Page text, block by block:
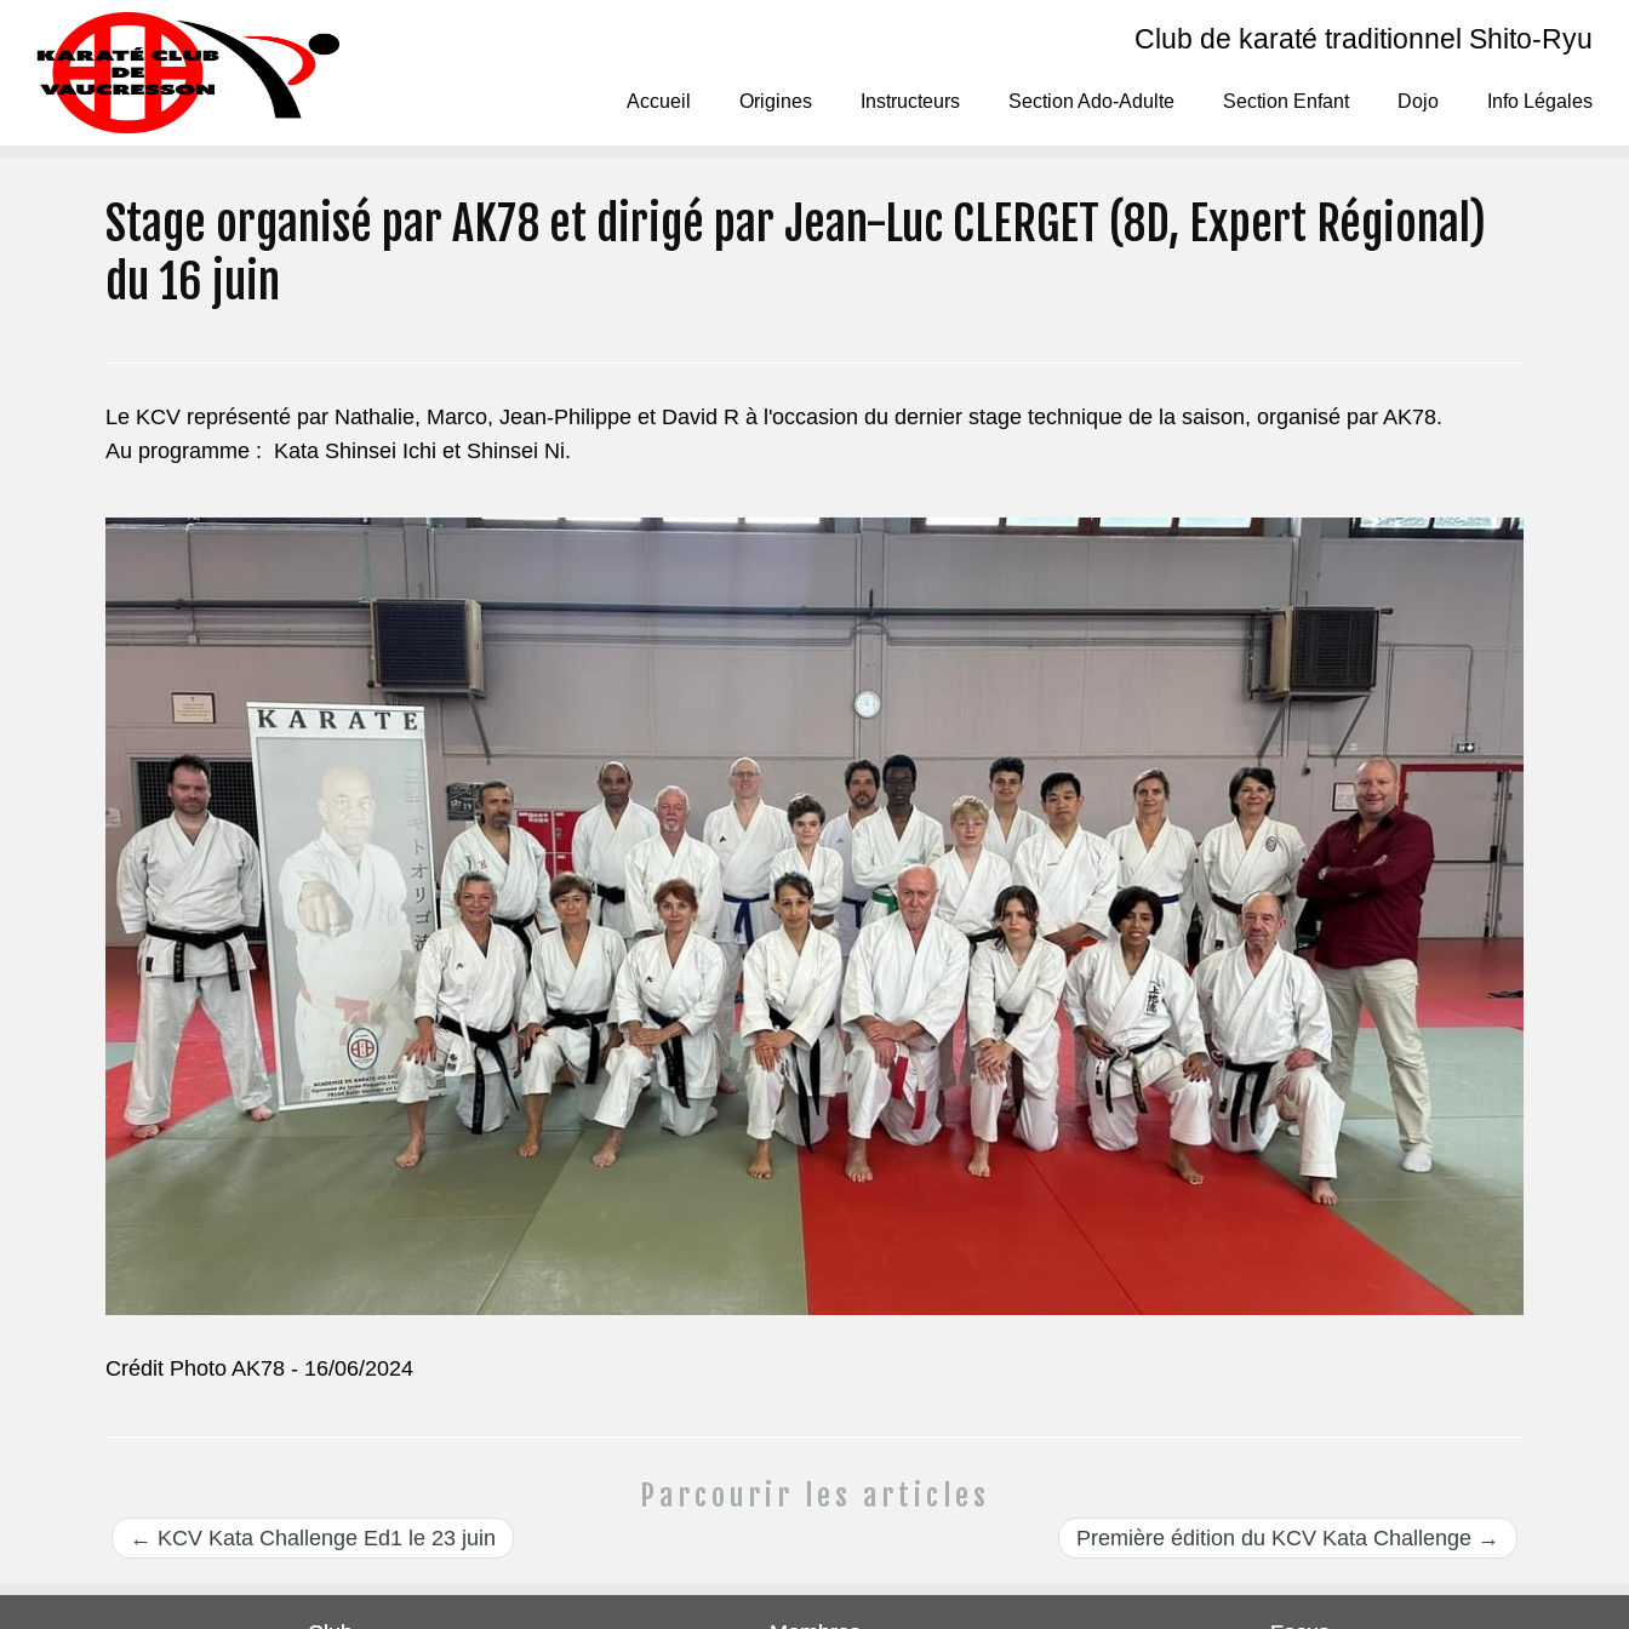
Club de karaté traditionnel Shito-Ryu
Accueil Origines Instructeurs Section Ado-Adulte Section Enfant Dojo Info Légales
Stage organisé par AK78 et dirigé par Jean-Luc CLERGET (8D, Expert Régional)
du 16 juin
Le KCV représenté par Nathalie, Marco, Jean-Philippe et David R à l'occasion du dernier stage technique de la saison, organisé par AK78.
Au programme : Kata Shinsei Ichi et Shinsei Ni.
Crédit Photo AK78 - 16/06/2024
Parcourir les articles
← KCV Kata Challenge Ed1 le 23 juin Première édition du KCV Kata Challenge →